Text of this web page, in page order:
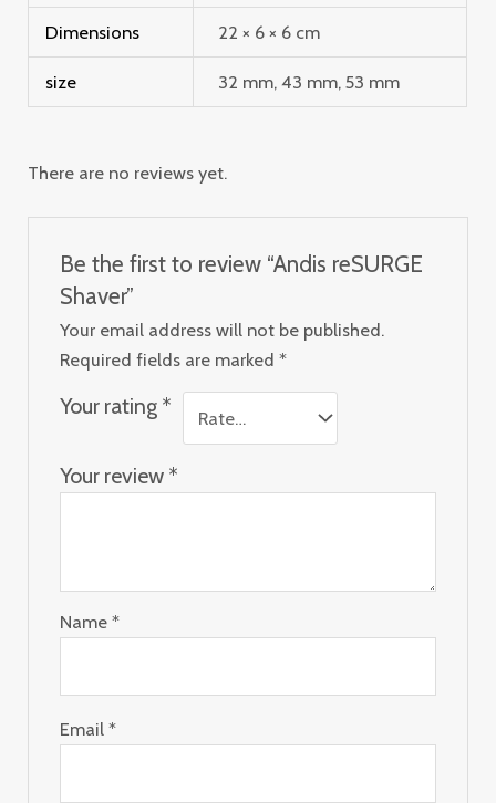
Dimensions 22 × 6 × 6 cm
size 32 mm, 43 mm, 53 mm
There are no reviews yet.
Be the first to review “Andis reSURGE
Shaver”
Your email address will not be published.
Required fields are marked *
Your rating *
Your review *
Name *
Email *